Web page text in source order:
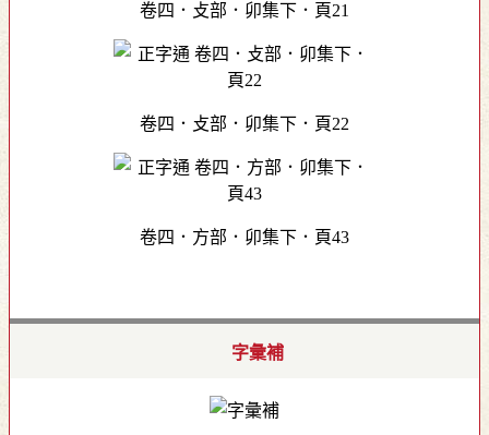
卷四．攴部．卯集下．頁21
卷四．攴部．卯集下．頁22
卷四．方部．卯集下．頁43
字彙補